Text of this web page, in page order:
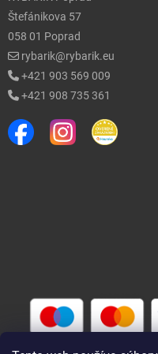
Štefánikova 57
058 01 Poprad
rybarik@rybarik.eu
+421 903 569 009
+421 908 735 361